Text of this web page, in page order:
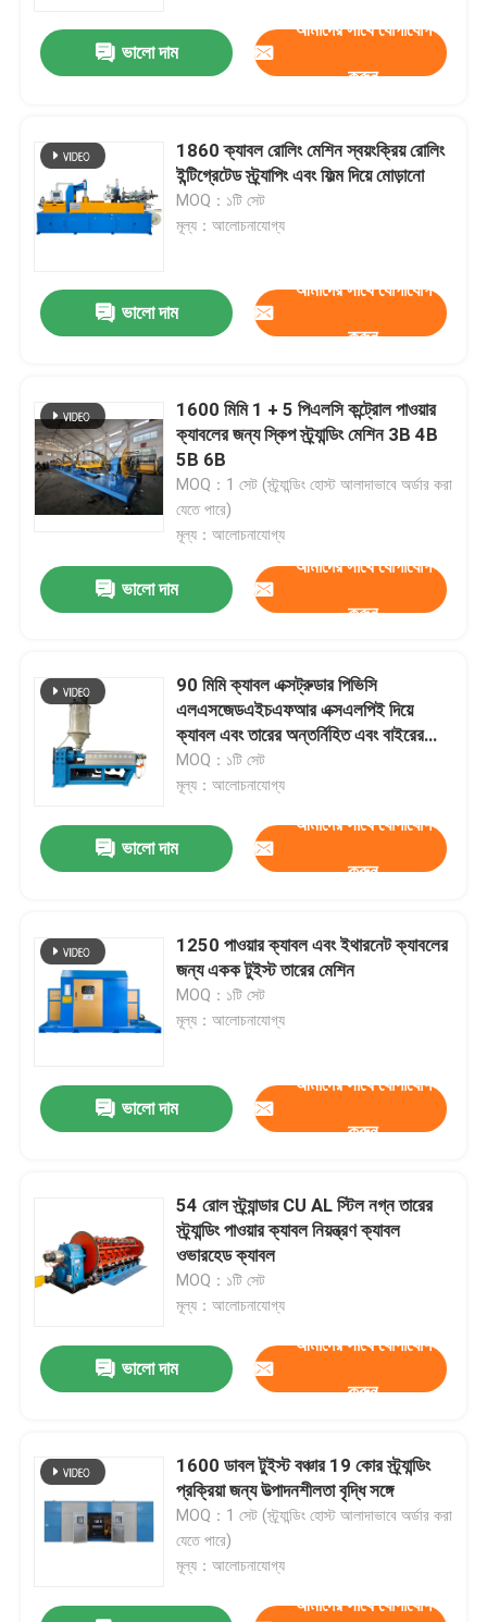
বাড়ি
পণ্য
ভিডিও
ভালো দাম
আমাদের সাথে যোগাযোগ
করুন
1860 ক্যাবল রোলিং মেশিন স্বয়ংক্রিয় রোলিং
ইন্টিগ্রেটেড স্ট্র্যাপিং এবং ফিল্ম দিয়ে মোড়ানো
MOQ：১টি সেট
মূল্য：আলোচনাযোগ্য
ভালো দাম
আমাদের সাথে যোগাযোগ
করুন
1600 মিমি 1 + 5 পিএলসি কন্ট্রোল পাওয়ার
ক্যাবলের জন্য স্কিপ স্ট্র্যান্ডিং মেশিন 3B 4B
5B 6B
MOQ：1 সেট (স্ট্র্যান্ডিং হোস্ট আলাদাভাবে অর্ডার করা
যেতে পারে)
মূল্য：আলোচনাযোগ্য
ভালো দাম
আমাদের সাথে যোগাযোগ
করুন
90 মিমি ক্যাবল এক্সট্রুডার পিভিসি
এলএসজেডএইচএফআর এক্সএলপিই দিয়ে
ক্যাবল এবং তারের অন্তর্নিহিত এবং বাইরের
আবরণ এবং অন্তর্নির্মিত করার জন্য
MOQ：১টি সেট
মূল্য：আলোচনাযোগ্য
ভালো দাম
আমাদের সাথে যোগাযোগ
করুন
1250 পাওয়ার ক্যাবল এবং ইথারনেট ক্যাবলের
জন্য একক টুইস্ট তারের মেশিন
MOQ：১টি সেট
মূল্য：আলোচনাযোগ্য
ভালো দাম
আমাদের সাথে যোগাযোগ
করুন
54 রোল স্ট্র্যান্ডার CU AL স্টিল নগ্ন তারের
স্ট্র্যান্ডিং পাওয়ার ক্যাবল নিয়ন্ত্রণ ক্যাবল
ওভারহেড ক্যাবল
MOQ：১টি সেট
মূল্য：আলোচনাযোগ্য
ভালো দাম
আমাদের সাথে যোগাযোগ
করুন
1600 ডাবল টুইস্ট বঞ্চার 19 কোর স্ট্র্যান্ডিং
প্রক্রিয়া জন্য উত্পাদনশীলতা বৃদ্ধি সঙ্গে
MOQ：1 সেট (স্ট্র্যান্ডিং হোস্ট আলাদাভাবে অর্ডার করা
যেতে পারে)
মূল্য：আলোচনাযোগ্য
আমাদের সাথে যোগাযোগ